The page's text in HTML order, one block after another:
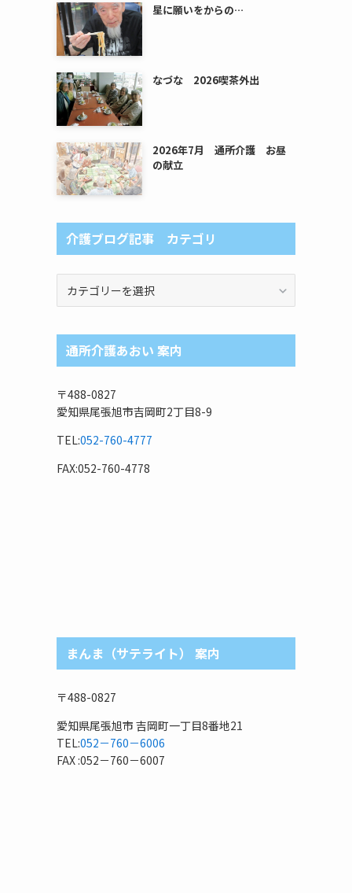
星に願いをからの…
なづな 2026喫茶外出
2026年7月 通所介護 お昼
の献立
介護ブログ記事 カテゴリ
ロ
グ
記
カ
テ
ゴ
通所介護あおい 案内
〒488-0827
愛知県尾張旭市吉岡町2丁目8-9
TEL:052-760-4777
FAX:052-760-4778
まんま（サテライト） 案内
〒488-0827
愛知県尾張旭市 吉岡町一丁目8番地21
TEL:052－760－6006
FAX :052－760－6007